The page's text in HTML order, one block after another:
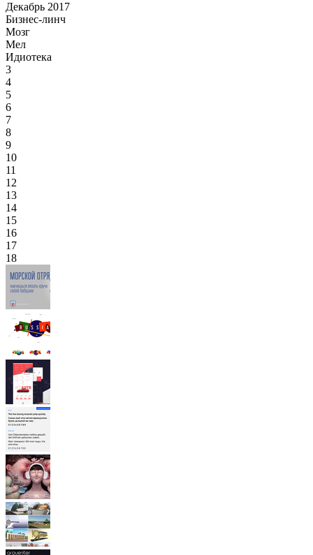
Декабрь 2017
Бизнес-линч
Мозг
Мел
Идиотека
3
4
5
6
7
8
9
10
11
12
13
14
15
16
17
18